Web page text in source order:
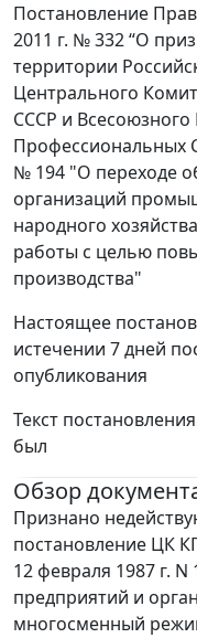
Постановление
2011 г. № 332 “О
территории
Центрального
СССР и
Профессиональных
№ 194 "О переходе
организаций
народного
работы с целью
производства"
Настоящее
истечении 7 дней
опубликования
Текст
был
Обзор
Признано
постановление ЦК
12 февраля 1987 г.
предприятий и
многосменный